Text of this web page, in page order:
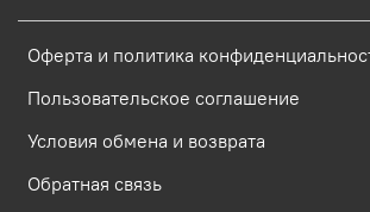
Оферта и политика
Пользовательское соглашение
Условия обмена и возврата
Обратная связь